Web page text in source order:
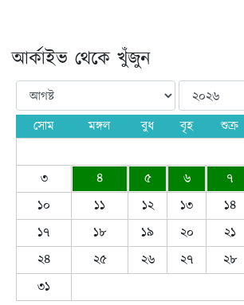
আর্কাইভ থেকে খুঁজুন
সোম মঙ্গল বুধ বৃহ শুক্র
৩
৪ ৫ ৬ ৭
১০
১১ ১২ ১৩ ১৪
১৭
১৮ ১৯ ২০ ২১
২৪
২৫ ২৬ ২৭ ২৮
৩১